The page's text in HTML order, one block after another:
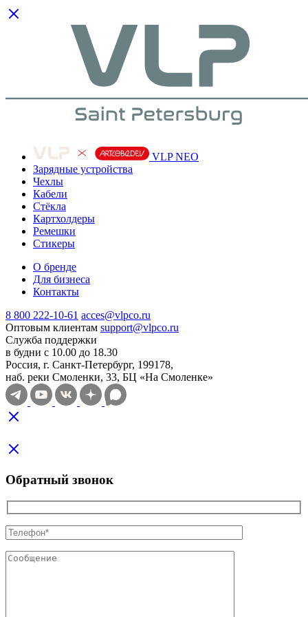
VLP NEO
Зарядные устройства
Чехлы
Кабели
Cтёкла
Картхолдеры
Ремешки
Стикеры
О бренде
Для бизнеса
Контакты
8 800 222-10-61 acces@vlpco.ru
Оптовым клиентам support@vlpco.ru
Служба поддержки
в будни с 10.00 до 18.30
Россия, г. Санкт-Петербург, 199178,
наб. реки Смоленки, 33, БЦ «На Смоленке»
Обратный звонок